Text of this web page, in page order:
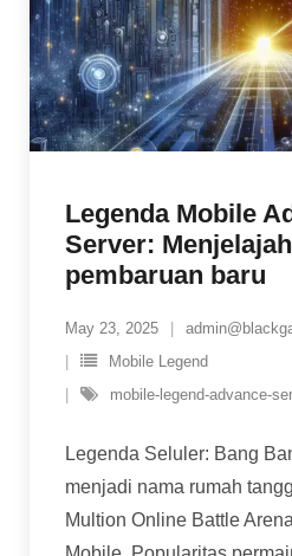
Legenda Mobile
Server:
pembaruan baru
May 23, 2025
Mobile Legend
mobile-legend-advance-
Legenda Seluler: Bang
menjadi nama rumah
Multion Online Battle